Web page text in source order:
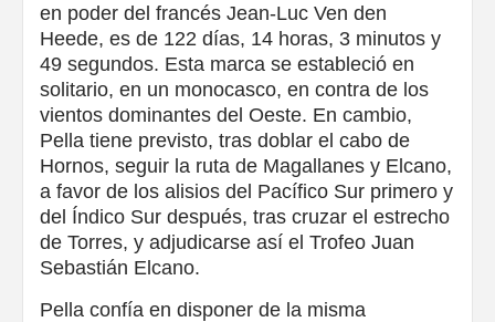
en poder del francés Jean-Luc Ven den
Heede, es de 122 días, 14 horas, 3 minutos y
49 segundos. Esta marca se estableció en
solitario, en un monocasco, en contra de los
vientos dominantes del Oeste. En cambio,
Pella tiene previsto, tras doblar el cabo de
Hornos, seguir la ruta de Magallanes y Elcano,
a favor de los alisios del Pacífico Sur primero y
del Índico Sur después, tras cruzar el estrecho
de Torres, y adjudicarse así el Trofeo Juan
Sebastián Elcano.
Pella confía en disponer de la misma